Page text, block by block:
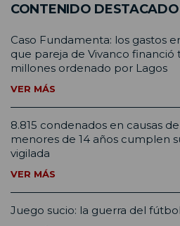
CONTENIDO DESTACADO
Caso Fundamenta: los gastos
que pareja de Vivanco financió
millones ordenado por Lagos
VER MÁS
8.815 condenados en causas
menores de 14 años cumplen
vigilada
VER MÁS
Juego sucio: la guerra del fútbol